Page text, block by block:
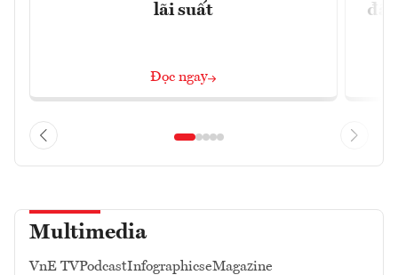
lãi suất
Đọc ngay
đã
Multimedia
VnE TVPodcastInfographicseMagazine